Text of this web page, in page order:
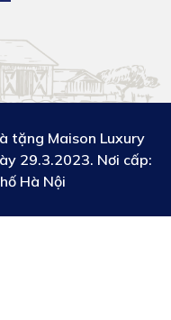
tặng Maison Luxury
29.3.2023. Nơi cấp:
Hà Nội